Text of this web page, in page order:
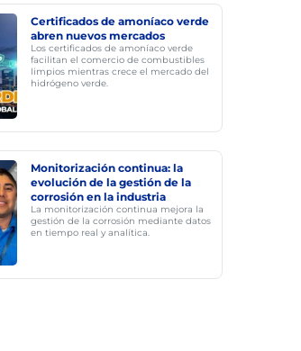
Certificados de amoníaco verde
abren nuevos mercados
Los certificados de amoníaco verde
facilitan el comercio de combustibles
limpios mientras crece el mercado del
hidrógeno verde.
Monitorización continua: la
evolución de la gestión de la
corrosión en la industria
La monitorización continua mejora la
gestión de la corrosión mediante datos
en tiempo real y analítica.